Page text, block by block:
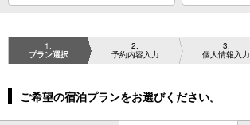
1
プラン選択
2
予約内容入力
3
個人情報入力
ご希望の宿泊プランをお選びください。